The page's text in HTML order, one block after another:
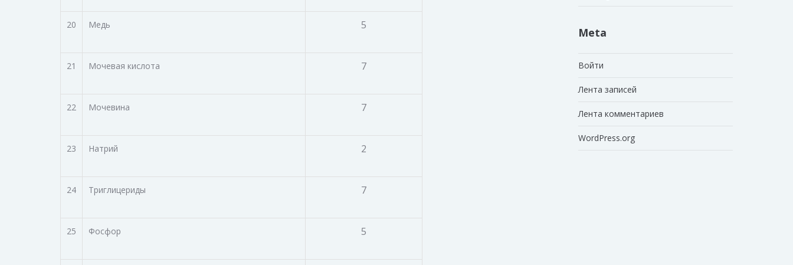
20 Медь 5
21 Мочевая кислота 7
22 Мочевина 7
23 Натрий 2
24 Триглицериды 7
25 Фосфор 5
Meta
Войти
Лента записей
Лента комментариев
WordPress.org